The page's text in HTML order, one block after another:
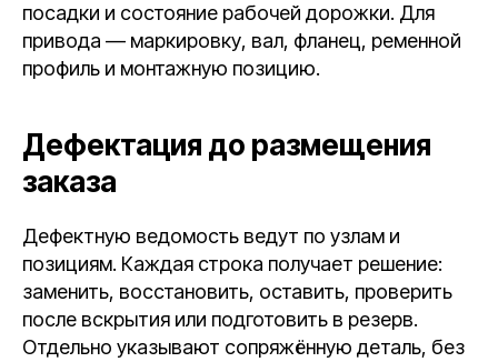
посадки и состояние рабочей дорожки. Для
привода — маркировку, вал, фланец, ременной
профиль и монтажную позицию.
Дефектация до размещения
заказа
Дефектную ведомость ведут по узлам и
позициям. Каждая строка получает решение:
заменить, восстановить, оставить, проверить
после вскрытия или подготовить в резерв.
Отдельно указывают сопряжённую деталь, без